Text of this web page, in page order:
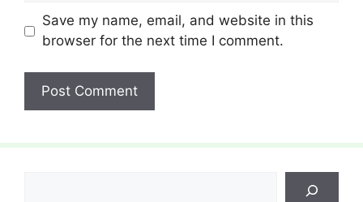
Save my name, email, and website in this
browser for the next time I comment.